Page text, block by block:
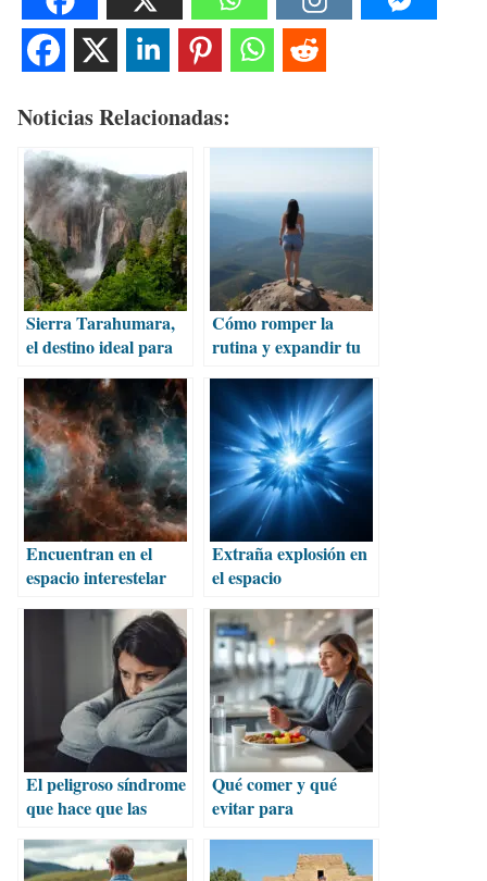
Noticias Relacionadas:
Sierra Tarahumara,
el destino ideal para
verano
Cómo romper la
rutina y expandir tu
Encuentran en el
espacio interestelar
Extraña explosión en
el espacio
científicos
El peligroso síndrome
que hace que las
digan que sí
Qué comer y qué
evitar para